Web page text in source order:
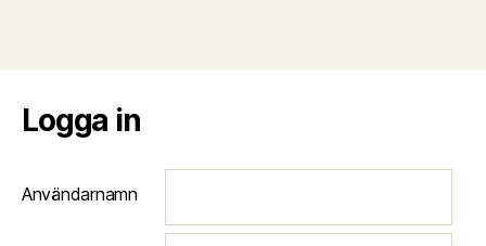
Logga in
Användarnamn